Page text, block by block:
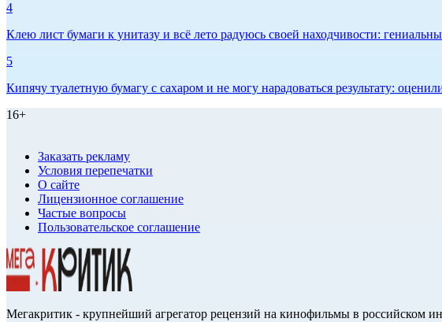
4
Клею лист бумаги к унитазу и всё лето радуюсь своей находчивости:
5
Кипячу туалетную бумагу с сахаром и не могу нарадоваться результату:
16+
Заказать рекламу
Условия перепечатки
О сайте
Лицензионное соглашение
Частые вопросы
Пользовательское соглашение
Мегакритик - крупнейший агрегатор рецензий на кинофильмы в российском